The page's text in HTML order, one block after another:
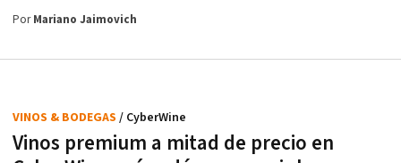
PorMariano Jaimovich
Vinos premium a mitad de precio en
VINOS & BODEGAS / CyberWine